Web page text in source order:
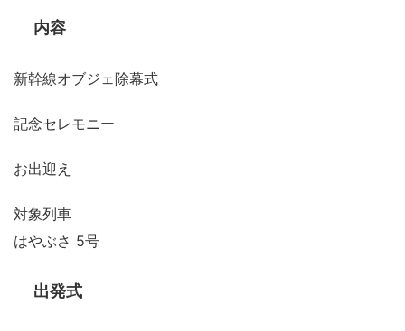
内容
新幹線オブジェ除幕式
記念セレモニー
お出迎え
対象列車
はやぶさ 5号
出発式